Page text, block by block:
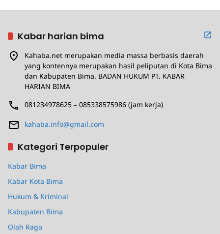
Kabar harian bima
Kahaba.net merupakan media massa berbasis daerah
yang kontennya merupakan hasil peliputan di Kota Bima
dan Kabupaten Bima. BADAN HUKUM PT. KABAR
HARIAN BIMA
081234978625 – 085338575986 (jam kerja)
kahaba.info@gmail.com
Kategori Terpopuler
Kabar Bima
Kabar Kota Bima
Hukum & Kriminal
Kabupaten Bima
Olah Raga